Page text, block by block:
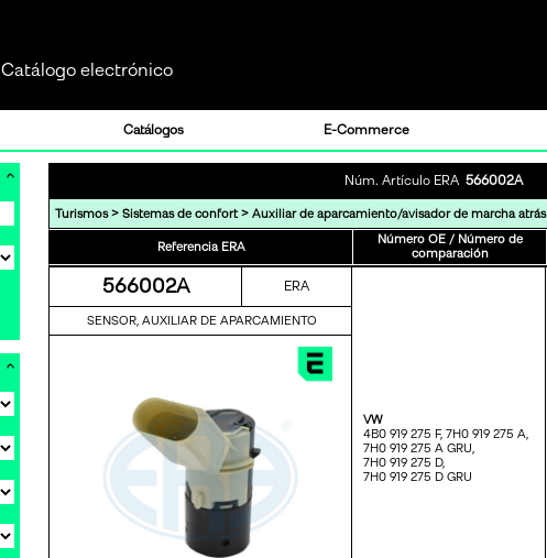
Catálogo electrónico
Catálogos E-Commerce
Núm. Artículo ERA 566002A
Turismos> Sistemas de confort> Auxiliar de aparcamiento/avisador de marcha atrás
Referencia ERA
Número OE / Número de
comparación
566002A ERA
VW
4B0 919 275 F, 7H0 919 275 A,
7H0 919 275 A GRU,
7H0 919 275 D,
7H0 919 275 D GRU
SENSOR, AUXILIAR DE APARCAMIENTO